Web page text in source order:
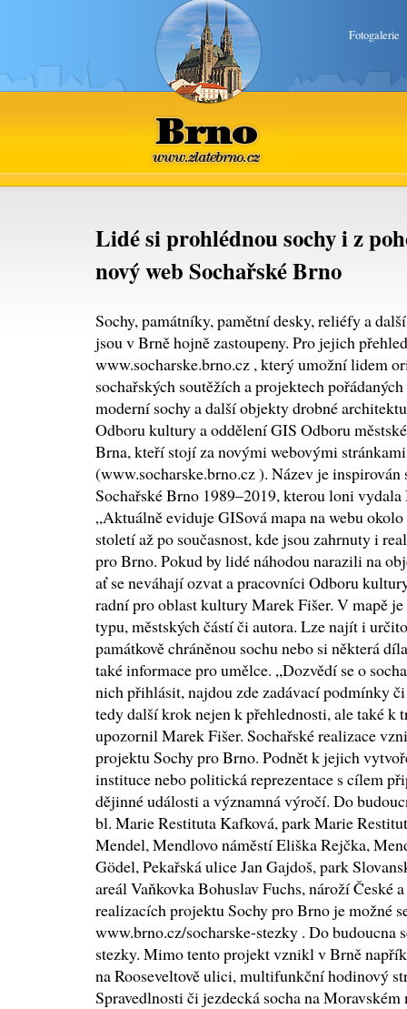
Fotogalerie
Brno
www.zlatebrno.cz
Lidé si prohlédnou sochy i z
nový web Sochařské Brno
Sochy, památníky, pamětní desky, reliéfy a
jsou v Brně hojně zastoupeny. Pro jejich
www.socharske.brno.cz , který umožní lidem
sochařských soutěžích a projektech
moderní sochy a další objekty drobné
Odboru kultury a oddělení GIS Odboru
Brna, kteří stojí za novými webovými
(www.socharske.brno.cz ). Název je
Sochařské Brno 1989–2019, kterou loni
„Aktuálně eviduje GISová mapa na webu
století až po současnost, kde jsou zahrnuty i
pro Brno. Pokud by lidé náhodou narazili na
ať se neváhají ozvat a pracovníci Odboru
radní pro oblast kultury Marek Fišer. V mapě
typu, městských částí či autora. Lze najít i
památkově chráněnou sochu nebo si některá
také informace pro umělce. „Dozvědí se o
nich přihlásit, najdou zde zadávací podmínky
tedy další krok nejen k přehlednosti, ale také k
upozornil Marek Fišer. Sochařské realizace
projektu Sochy pro Brno. Podnět k jejich
instituce nebo politická reprezentace s cílem
dějinné události a významná výročí. Do
bl. Marie Restituta Kafková, park Marie
Mendel, Mendlovo náměstí Eliška Rejčka,
Gödel, Pekařská ulice Jan Gajdoš, park
areál Vaňkovka Bohuslav Fuchs, nároží České
realizacích projektu Sochy pro Brno je možné
www.brno.cz/socharske-stezky . Do budoucna
stezky. Mimo tento projekt vznikl v Brně
na Rooseveltově ulici, multifunkční hodinový
Spravedlnosti či jezdecká socha na